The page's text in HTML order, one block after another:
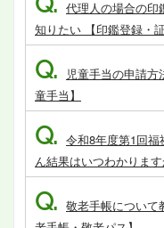
代理人の場合の印
知りたい 【印鑑登録・証
Q.
児童手当の申請
童手当】
Q. 令和8年度第1回
ん結果はいつわかります
Q. 敬老手帳について